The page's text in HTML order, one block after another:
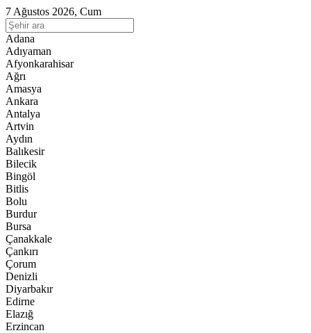
7 Ağustos 2026, Cum
Adana
Adıyaman
Afyonkarahisar
Ağrı
Amasya
Ankara
Antalya
Artvin
Aydın
Balıkesir
Bilecik
Bingöl
Bitlis
Bolu
Burdur
Bursa
Çanakkale
Çankırı
Çorum
Denizli
Diyarbakır
Edirne
Elazığ
Erzincan